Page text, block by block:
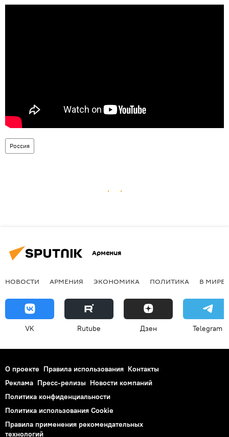
Россия
Армения
НОВОСТИ АРМЕНИЯ ЭКОНОМИКА ПОЛИТИКА В МИРЕ
VK Rutube Дзен Telegram
О проекте Правила использования Контакты
Реклама Пресс-релизы Новости компаний
Политика конфиденциальности
Политика использования Cookie
Правила применения рекомендательных
технологий